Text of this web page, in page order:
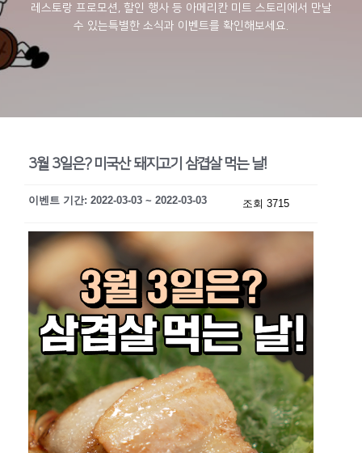
레스토랑 프로모션, 할인 행사 등 아메리칸 미트 스토리에서 만날
수 있는특별한 소식과 이벤트를 확인해보세요.
3월 3일은? 미국산 돼지고기 삼겹살 먹는 날!
이벤트 기간: 2022-03-03 ~ 2022-03-03 조회 3715